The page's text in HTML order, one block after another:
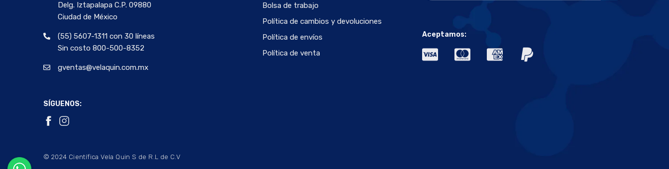
Delg. Iztapalapa C.P. 09880
Ciudad de México
(55) 5607-1311 con 30 líneas
Sin costo 800-500-8352
gventas@velaquin.com.mx
SÍGUENOS:
Bolsa de trabajo
Política de cambios y devoluciones
Política de envíos
Política de venta
Aceptamos:
© 2024 Científica Vela Quin S de R.L de C.V